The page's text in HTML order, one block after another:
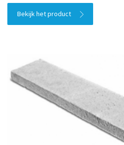
Bekijk het product